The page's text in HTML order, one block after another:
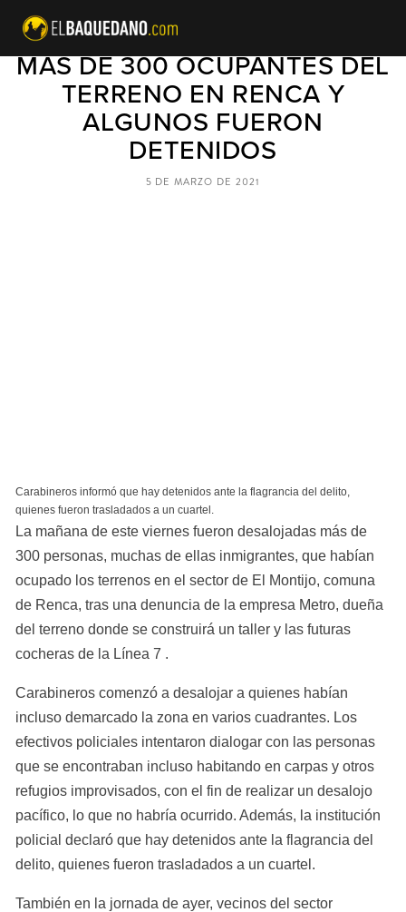
CARABINEROS DESALOJÓ A
MÁS DE 300 OCUPANTES DEL
TERRENO EN RENCA Y
ALGUNOS FUERON
DETENIDOS
Carabineros informó que hay detenidos ante la flagrancia del delito,
quienes fueron trasladados a un cuartel.
La mañana de este viernes fueron desalojadas más de
300 personas, muchas de ellas inmigrantes, que habían
ocupado los terrenos en el sector de El Montijo, comuna
de Renca, tras una denuncia de la empresa Metro, dueña
del terreno donde se construirá un taller y las futuras
cocheras de la Línea 7 .
Carabineros comenzó a desalojar a quienes habían
incluso demarcado la zona en varios cuadrantes. Los
efectivos policiales intentaron dialogar con las personas
que se encontraban incluso habitando en carpas y otros
refugios improvisados, con el fin de realizar un desalojo
pacífico, lo que no habría ocurrido. Además, la institución
policial declaró que hay detenidos ante la flagrancia del
delito, quienes fueron trasladados a un cuartel.
También en la jornada de ayer, vecinos del sector
5 DE MARZO DE 2021